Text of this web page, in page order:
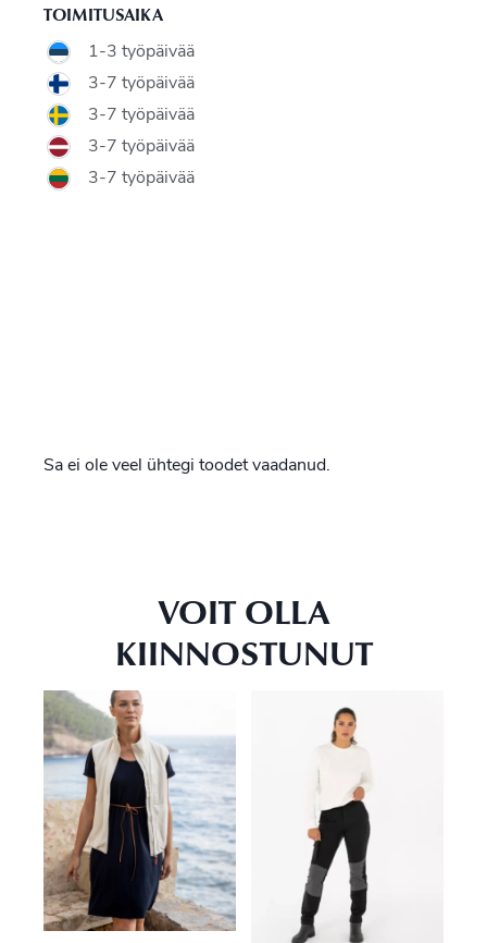
TOIMITUSAIKA
1-3 työpäivää
3-7 työpäivää
3-7 työpäivää
3-7 työpäivää
3-7 työpäivää
Sa ei ole veel ühtegi toodet vaadanud.
VOIT OLLA
KIINNOSTUNUT